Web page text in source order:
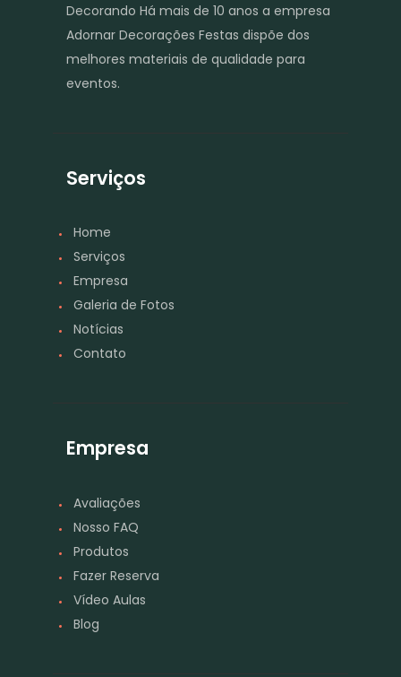
Decorando Há mais de 10 anos a empresa
Adornar Decorações Festas dispõe dos
melhores materiais de qualidade para
eventos.
Serviços
Home
Serviços
Empresa
Galeria de Fotos
Notícias
Contato
Empresa
Avaliações
Nosso FAQ
Produtos
Fazer Reserva
Vídeo Aulas
Blog